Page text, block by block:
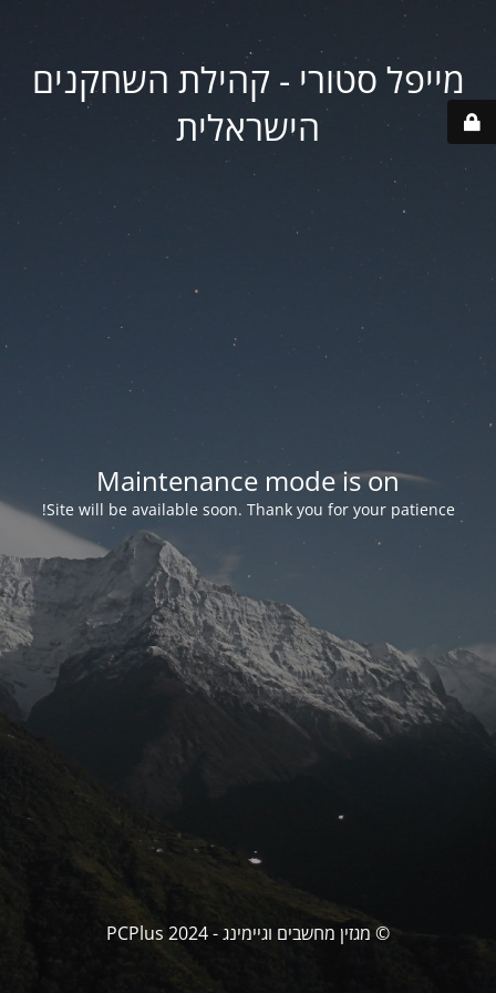
מייפל סטורי - קהילת השחקנים
הישראלית
Maintenance mode is on
Site will be available soon. Thank you for your patience!
© מגזין מחשבים וגיימינג - PCPlus 2024